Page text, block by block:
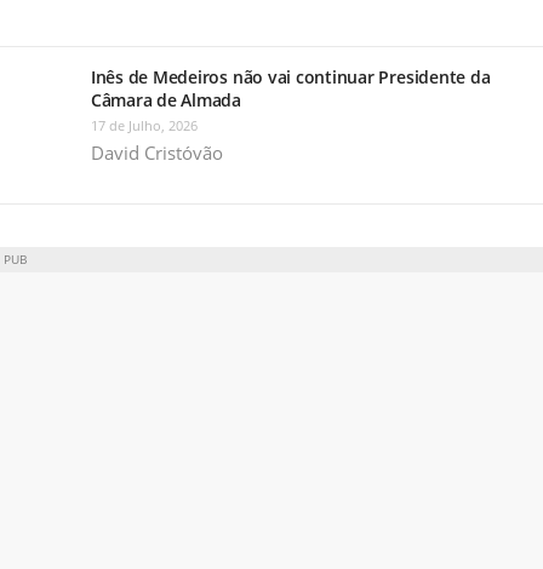
Inês de Medeiros não vai continuar Presidente da
Câmara de Almada
17 de Julho, 2026
David Cristóvão
PUB